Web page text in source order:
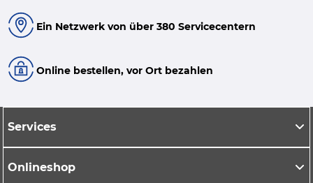
Ein Netzwerk von über 380 Servicecentern
Online bestellen, vor Ort bezahlen
Services
Onlineshop